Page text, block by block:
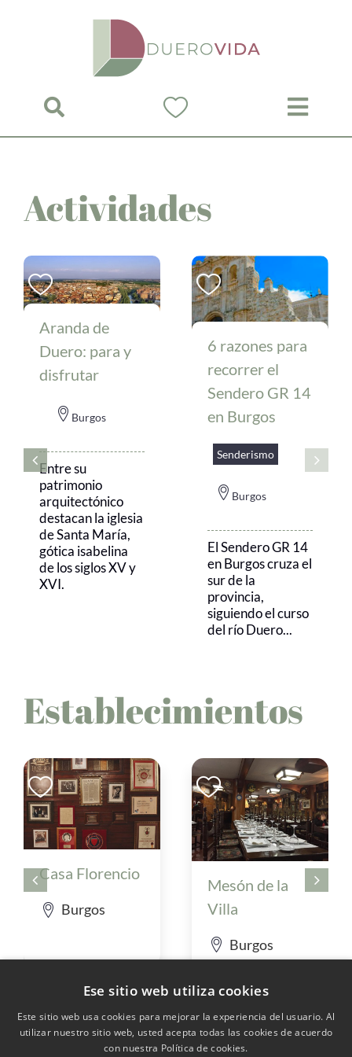
Actividades
Aranda de
Duero: para y
disfrutar
Burgos
Entre su
patrimonio
arquitectónico
destacan la iglesia
de Santa María,
gótica isabelina
de los siglos XV y
XVI.
6 razones para
recorrer el
Sendero GR 14
en Burgos
Senderismo
Burgos
El Sendero GR 14
en Burgos cruza el
sur de la
provincia,
siguiendo el curso
del río Duero...
Establecimientos
Casa Florencio
Burgos
Mesón de la
Villa
Burgos
Ese sitio web utiliza cookies
Este sitio web usa cookies para mejorar la experiencia del usuario. Al
utilizar nuestro sitio web, usted acepta todas las cookies de acuerdo
con nuestra Política de cookies.